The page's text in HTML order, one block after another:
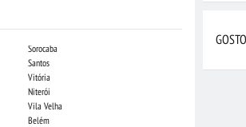
Sorocaba
Santos
Vitória
Niterói
Vila Velha
Belém
Campo Grande